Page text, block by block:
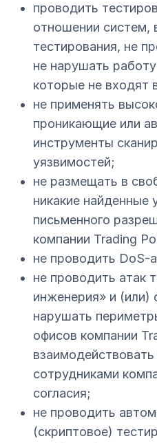
проводить
отношении систем,
тестирования, не
не нарушать
которые не входят
не применять
проникающие или
инструменты
уязвимостей;
не размещать в
никакие найденные
письменного
компании Trading
не проводить DoS-
не проводить атак
инженерия» и (или)
нарушать
офисов компании
сотрудниками
согласия;
не проводить
(скриптовое)